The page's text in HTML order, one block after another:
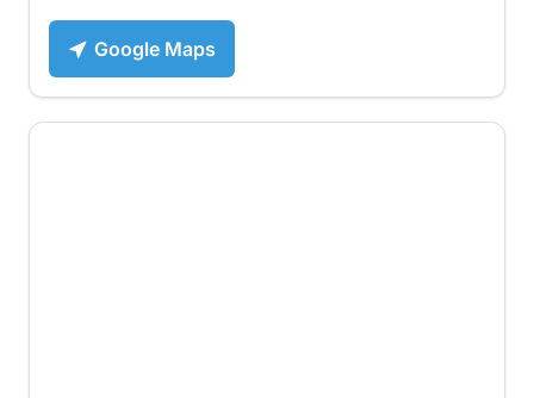
Google Maps